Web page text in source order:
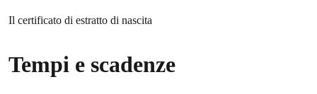
Il certificato di estratto di nascita
Tempi e scadenze